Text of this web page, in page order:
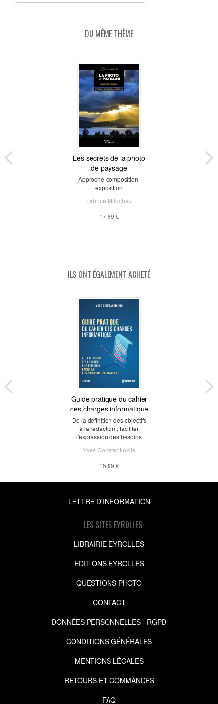
DU MÊME THÈME
Les secrets de la photo
de paysage
Approche-composition-
exposition
Fabrice Milochau
17,99 €
ILS ONT ÉGALEMENT ACHETÉ
Guide pratique du cahier
des charges informatique
De la définition des objectifs
à la rédaction : faciliter
l'expression des besoins
Yves Constantinidis
15,99 €
LETTRE D'INFORMATION
LES SITES EYROLLES
LIBRAIRIE EYROLLES
EDITIONS EYROLLES
QUESTIONS PHOTO
CONTACT
DONNÉES PERSONNELLES - RGPD
CONDITIONS GÉNÉRALES
MENTIONS LÉGALES
RETOURS ET COMMANDES
FAQ